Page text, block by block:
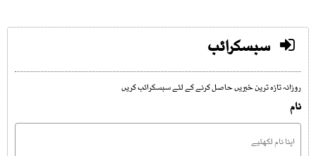
سبسکرائب
روزانہ تازہ ترین خبریں حاصل کرنے کے لئے سبسکرائب کریں
نام